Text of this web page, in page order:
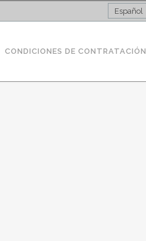
Español
CONDICIONES DE CONTRATACIÓN